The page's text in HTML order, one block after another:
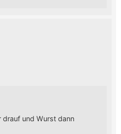
drauf und Wurst dann